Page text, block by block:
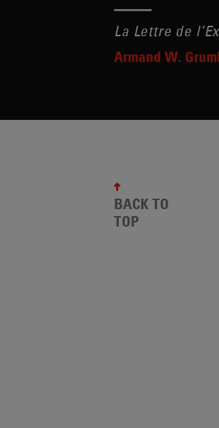
La Lettre de
Armand W.
BACK TO
TOP